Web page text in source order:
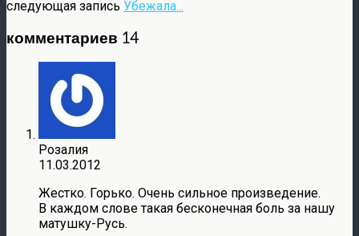
следующая запись Убежала...
комментариев 14
Розалия
11.03.2012
Жестко. Горько. Очень сильное произведение.
В каждом слове такая бесконечная боль за нашу
матушку-Русь.